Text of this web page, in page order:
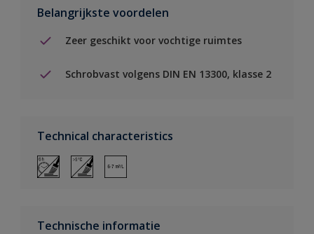
Belangrijkste voordelen
Zeer geschikt voor vochtige ruimtes
Schrobvast volgens DIN EN 13300, klasse 2
Technical characteristics
Technische informatie